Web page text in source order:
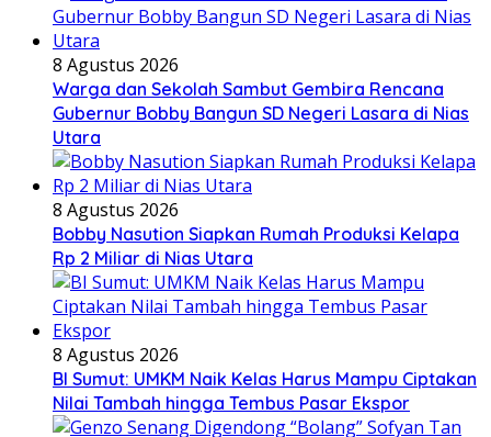
8 Agustus 2026
Warga dan Sekolah Sambut Gembira Rencana
Gubernur Bobby Bangun SD Negeri Lasara di Nias
Utara
8 Agustus 2026
Bobby Nasution Siapkan Rumah Produksi Kelapa
Rp 2 Miliar di Nias Utara
8 Agustus 2026
BI Sumut: UMKM Naik Kelas Harus Mampu Ciptakan
Nilai Tambah hingga Tembus Pasar Ekspor